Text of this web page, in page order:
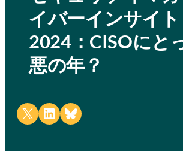
イバーインサイト
2024：CISOにと
悪の年？
Share on X Share on LinkedIn
Share on Bluesky